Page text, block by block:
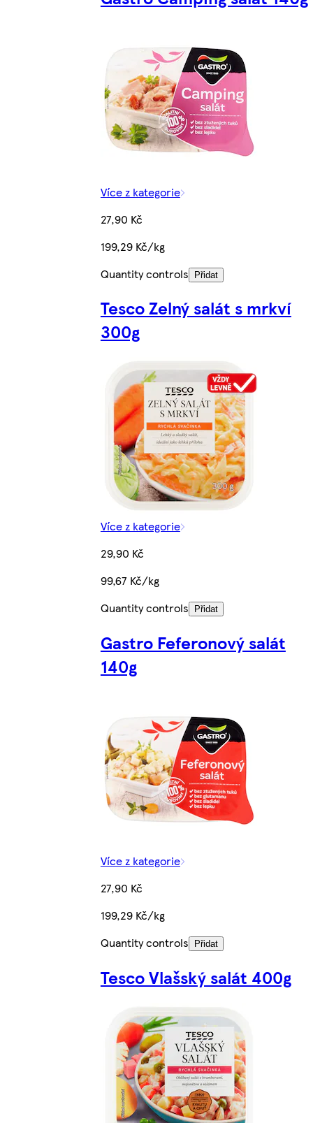
Více z kategorie
27,90 Kč
199,29 Kč/kg
Quantity controls
Přidat
Tesco Zelný salát s mrkví
300g
Více z kategorie
29,90 Kč
99,67 Kč/kg
Quantity controls
Přidat
Gastro Feferonový salát
140g
Více z kategorie
27,90 Kč
199,29 Kč/kg
Quantity controls
Přidat
Tesco Vlašský salát 400g